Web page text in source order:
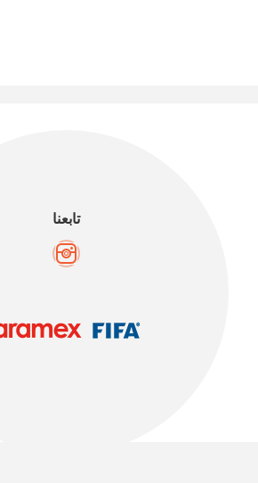
تابعنا